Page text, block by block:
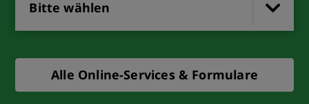
Bitte wählen
Alle Online-Services & Formulare